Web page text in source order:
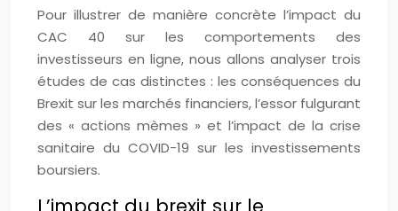
Pour illustrer de manière concrète l’impact du
CAC 40 sur les comportements des
investisseurs en ligne, nous allons analyser trois
études de cas distinctes : les conséquences du
Brexit sur les marchés financiers, l’essor fulgurant
des « actions mèmes » et l’impact de la crise
sanitaire du COVID-19 sur les investissements
boursiers.